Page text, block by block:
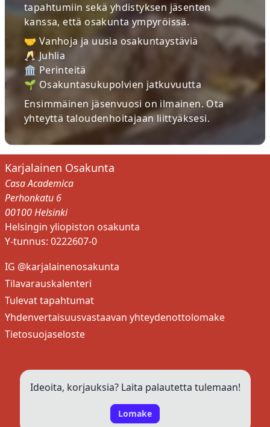
tapahtumiin sekä yhdistyksen jäsenten
kanssa, että osakunta ympyröissä.
🤝 Vanhoja ja uusia osakuntaystäviä
🥂 Juhlia
🏛 Perinteitä
🌱 Osakuntasukupolvien jatkuvuutta
Ensimmäinen jäsenvuosi on ilmainen. Ota
yhteyttä taloudenhoitajaan liittyäksesi.
Karjalainen Osakunta
Casa Academica
Perhonkatu 6
00100 Helsinki
Helsingin yliopiston osakunta
Y-tunnus: 0222607-0
IG @karjalainenosakunta
Tilavarauskalenteri
Tulevat tapahtumat
Yhdenvertaisuusvastaavan yhteydenottolomake
Tietosuojaseloste
Ideoita, korjauksia? Laita palautetta tulemaan!
Lomake